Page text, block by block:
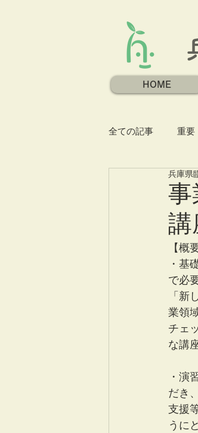
HOME
全ての記事 重要
事
兵庫県
【概
・基
で必
「新
業領
チェ
な講
・演
だき
支援
うに